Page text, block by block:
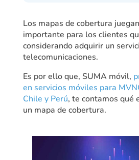
Los mapas de cobertura
importante para los clientes
considerando adquirir un
telecomunicaciones.
Es por ello que, SUMA móvil,
en servicios móviles para
Chile y Perú, te contamos qué
un mapa de cobertura.